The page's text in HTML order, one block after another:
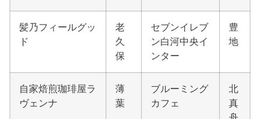
髪乃フィールグッ
ド
老
久
保
セブンイレブ
ン白河中央イ
ンター
豊
地
自家焙煎珈琲屋ラ
ヴェンナ
薄
葉
ブルーミング
カフェ
北
真